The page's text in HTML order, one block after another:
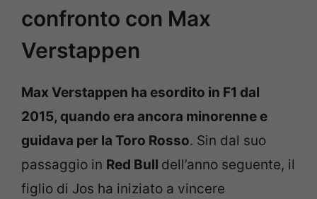
confronto con Max
Verstappen
Max Verstappen ha esordito in F1 dal
2015, quando era ancora minorenne e
guidava per la Toro Rosso. Sin dal suo
passaggio in Red Bull dell’anno seguente, il
figlio di Jos ha iniziato a vincere